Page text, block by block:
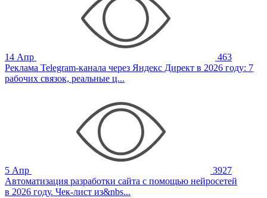
14 Апр
463
Реклама Telegram-канала через Яндекс Директ в 2026 году: 7
рабочих связок, реальные ц...
5 Апр
3927
Автоматизация разработки сайта с помощью нейросетей
в 2026 году. Чек-лист из&nbs...